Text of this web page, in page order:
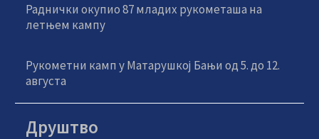
Раднички окупио 87 младих рукометаша на
летњем кампу
Рукометни камп у Матарушкој Бањи од 5. до 12.
августа
Друштво